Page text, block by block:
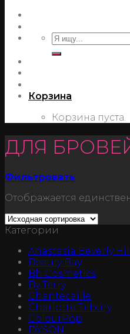
Корзина
Корзина пуста.
ДЛЯ
Фильтровать
Отображается
Категории
Anastasia Beverly
Beauty Bay
Bh Cosmetics
By Terry
Chantecaille
Charlotte Tilbury
ColourPop
DYSON